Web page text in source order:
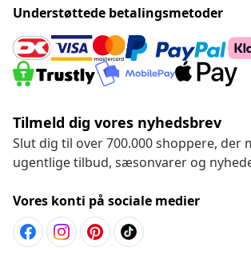
Understøttede betalingsmetoder
Tilmeld dig vores nyhedsbrev
Slut dig til over 700.000 shoppere, der
ugentlige tilbud, sæsonvarer og
Vores konti på sociale medier